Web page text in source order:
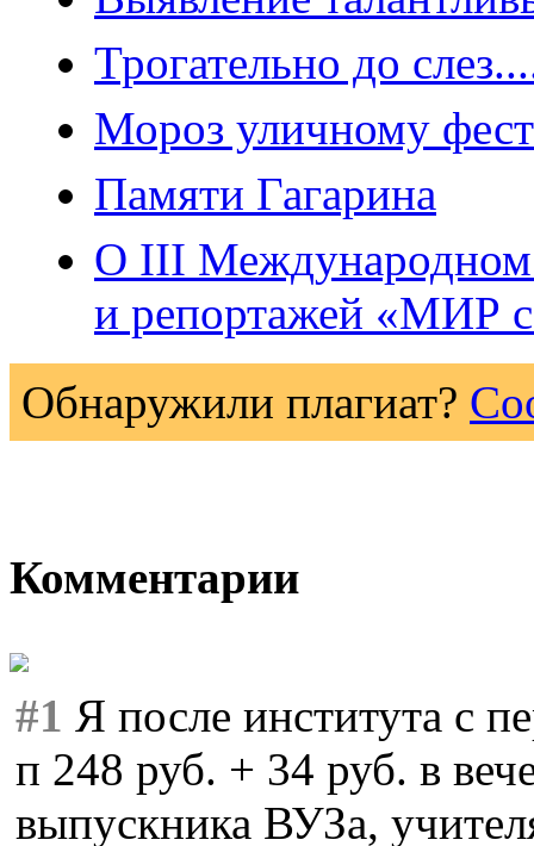
Трогательно до
Мороз уличному
Памяти Гагарина
О III Международном
и репортажей «МИР
Обнаружили плагиат?
Комментарии
#1 Я после института с
п 248 руб. + 34 руб. в
выпускника ВУЗа,